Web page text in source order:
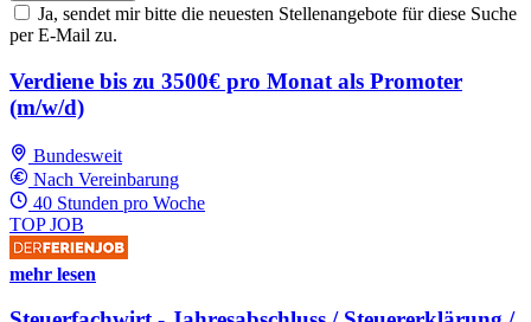
Ja, sendet mir bitte die neuesten Stellenangebote für diese Suche
per E-Mail zu.
Verdiene bis zu 3500€ pro Monat als Promoter
(m/w/d)
Bundesweit
Nach Vereinbarung
40 Stunden pro Woche
TOP JOB
mehr lesen